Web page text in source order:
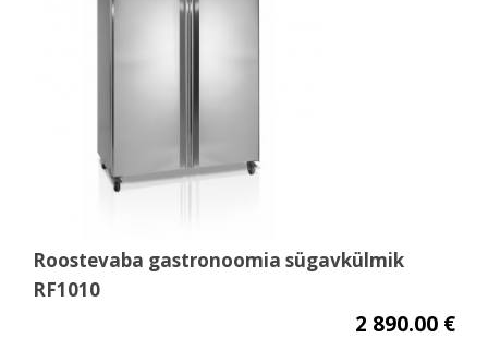
Roostevaba gastronoomia sügavkülmik
RF1010
2 890.00 €